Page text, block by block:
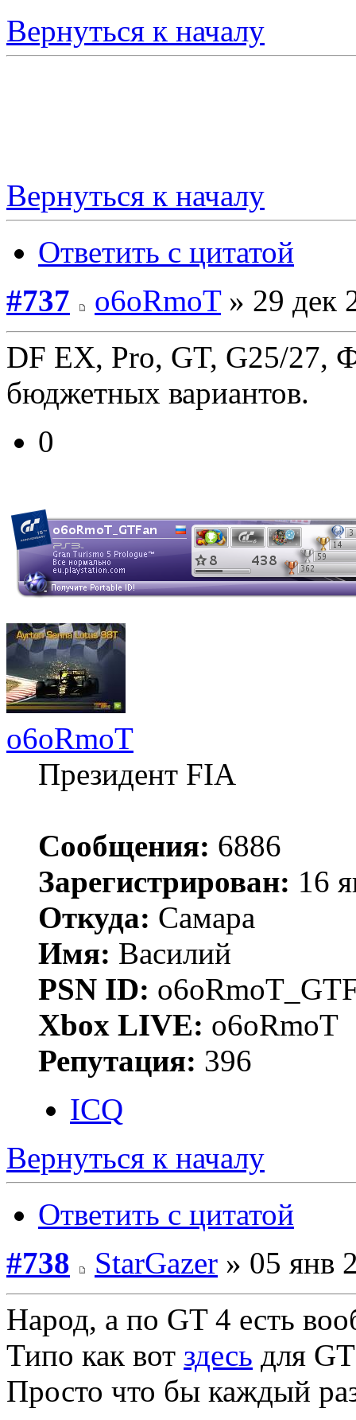
Вернуться к началу
Вернуться к началу
Ответить с цитатой
#737
o6oRmoT» 29 дек
DF EX, Pro, GT, G25/27,
бюджетных вариантов.
0
o6oRmoT
Президент FIA
Сообщения: 6886
Зарегистрирован: 16
Откуда: Самара
Имя: Василий
PSN ID:
Xbox LIVE: o6oRmoT
Репутация: 396
ICQ
Вернуться к началу
Ответить с цитатой
#738
StarGazer » 05 янв
Народ, а по GT 4 есть
Типо как вот здесь для
Просто что бы каждый